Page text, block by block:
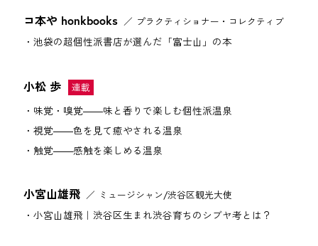
コ本や honkbooks
プラクティショナー・コレクティブ
池袋の超個性派書店が選んだ「富士山」の本
小松 歩
味覚・嗅覚――味と香りで楽しむ個性派温泉
視覚――色を見て癒やされる温泉
触覚――感触を楽しめる温泉
小宮山雄飛
ミュージシャン/渋谷区観光大使
小宮山雄飛｜渋谷区生まれ渋谷育ちのシブヤ考とは？